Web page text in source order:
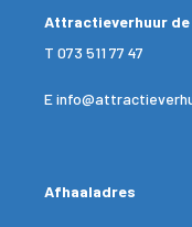
Attractieverhuur de
T 073 511 77 47
E
Afhaaladres